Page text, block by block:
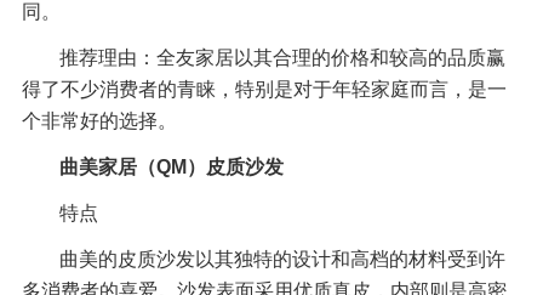
同。
推荐理由：全友家居以其合理的价格和较高的品质赢
得了不少消费者的青睐，特别是对于年轻家庭而言，是一
个非常好的选择。
曲美家居（QM）皮质沙发
特点
曲美的皮质沙发以其独特的设计和高档的材料受到许
多消费者的喜爱。沙发表面采用优质真皮，内部则是高密